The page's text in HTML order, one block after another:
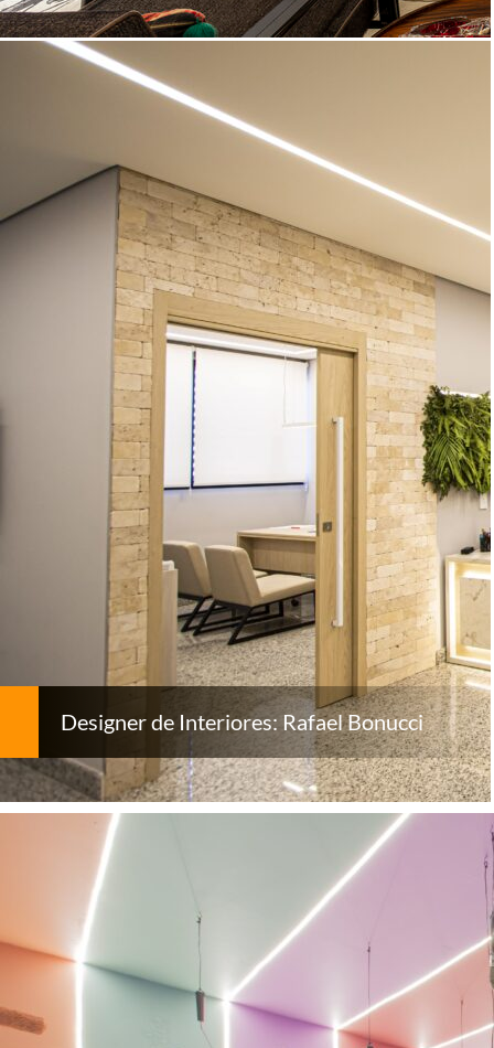
Designer de Interiores: Rafael Bonucci